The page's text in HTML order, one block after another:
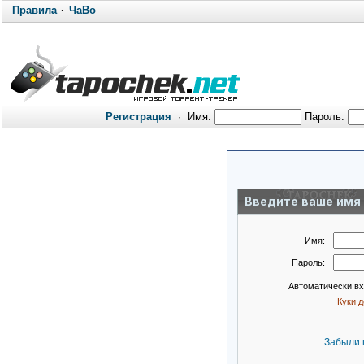
Правила· ЧаВо
Регистрация · Имя: Пароль:
Введите ваше имя
Имя:
Пароль:
Автоматически
Куки
Забыли